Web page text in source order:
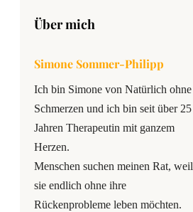
Über mich
Simone Sommer-Philipp
Ich bin Simone von Natürlich ohne
Schmerzen und ich bin seit über 25
Jahren Therapeutin mit ganzem
Herzen.
Menschen suchen meinen Rat, weil
sie endlich ohne ihre
Rückenprobleme leben möchten.